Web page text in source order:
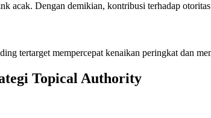
acak. Dengan demikian, kontribusi terhadap
tertarget mempercepat kenaikan peringkat dan
Topical Authority